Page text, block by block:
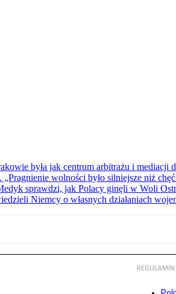
była jak centrum arbitrażu i mediacji
wolności było silniejsze niż
sprawdzi, jak Polacy ginęli w Woli
Niemcy o własnych działaniach
REGULAMIN